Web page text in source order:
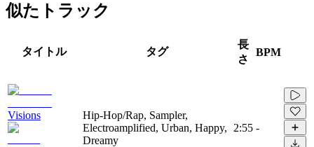
似たトラック
タイトル タグ
長
さ
BPM
Visions
Hip-Hop/Rap, Sampler,
Electroamplified, Urban, Happy,
Dreamy
2:55 -